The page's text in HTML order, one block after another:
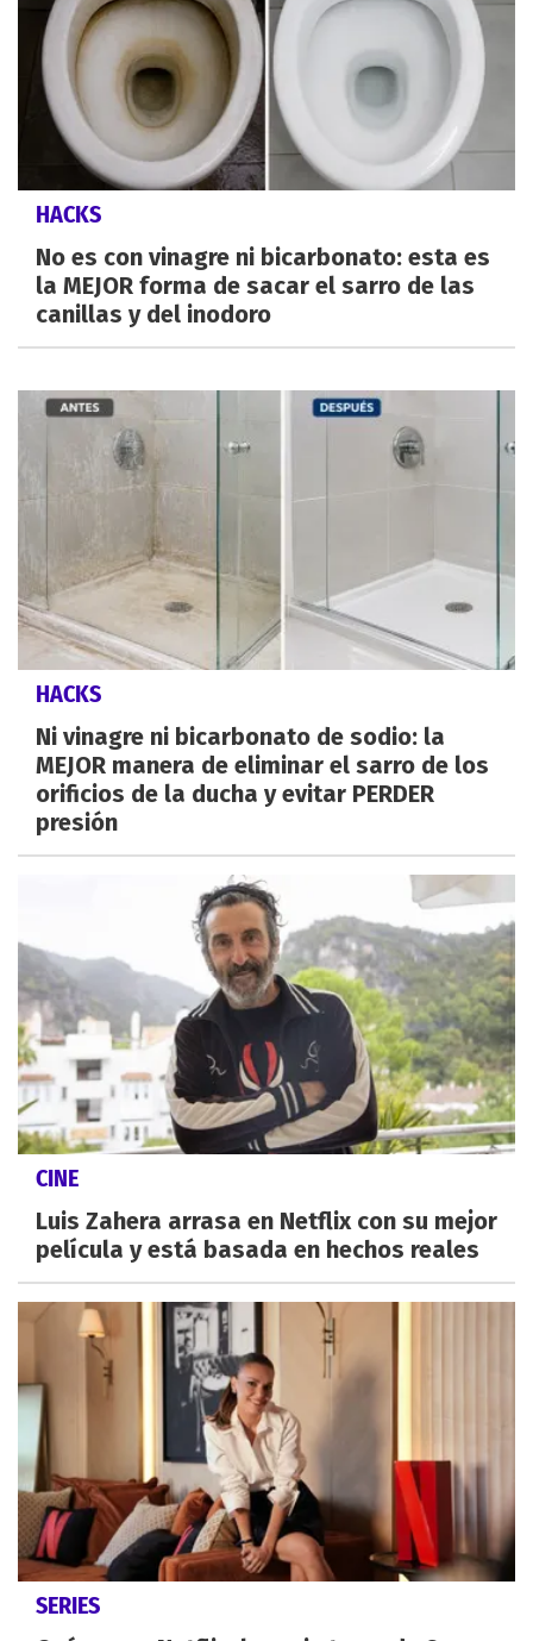
HACKS
No es con vinagre ni bicarbonato: esta es
la MEJOR forma de sacar el sarro de las
canillas y del inodoro
HACKS
Ni vinagre ni bicarbonato de sodio: la
MEJOR manera de eliminar el sarro de los
orificios de la ducha y evitar PERDER
presión
CINE
Luis Zahera arrasa en Netflix con su mejor
película y está basada en hechos reales
SERIES